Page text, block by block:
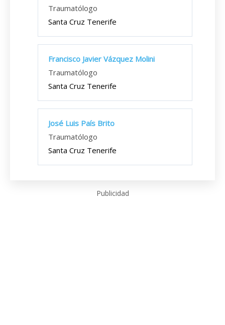
Traumatólogo
Santa Cruz Tenerife
Francisco Javier Vázquez Molini
Traumatólogo
Santa Cruz Tenerife
José Luis País Brito
Traumatólogo
Santa Cruz Tenerife
Publicidad